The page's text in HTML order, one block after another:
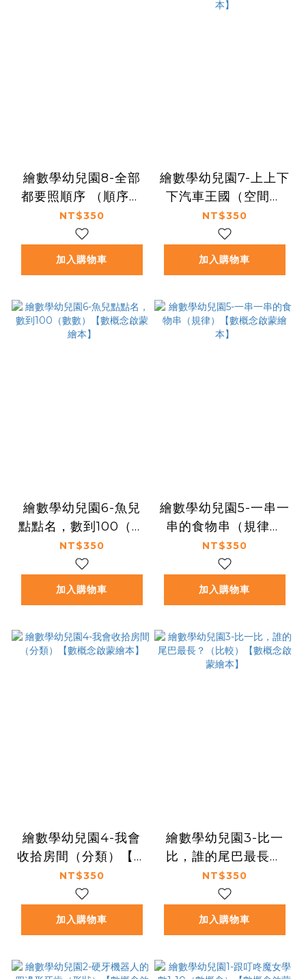
繪數學幼兒園8-全部
都要照順序 （順序）
【數概念啟蒙繪本】
NT$350
加入購物車
繪數學幼兒園7-上上下
下汽車王國（空間）
【數概念啟蒙繪本】
NT$350
加入購物車
繪數學幼兒園6-魚兒
點點名，數到100（數
數）【數概念啟蒙繪
本】
NT$350
加入購物車
繪數學幼兒園5-一串一
串的食物串（規律）
【數概念啟蒙繪本】
NT$350
加入購物車
繪數學幼兒園4-我會
收拾房間（分類）【數
概念啟蒙繪本】
NT$350
加入購物車
繪數學幼兒園3-比一
比，誰的尾巴最長？
（比較）【數概念啟蒙
繪本】
NT$350
加入購物車